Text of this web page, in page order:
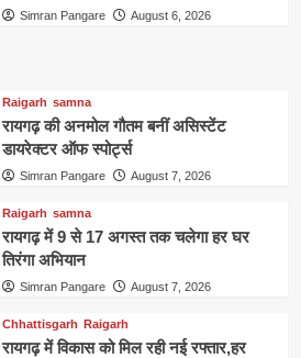
Simran Pangare August 6, 2026
Raigarh samna
रायगढ़ की अनमोल गौतम बनीं असिस्टेंट
डायरेक्टर ऑफ स्पोर्ट्स
Simran Pangare August 7, 2026
Raigarh samna
रायगढ़ में 9 से 17 अगस्त तक चलेगा हर घर
तिरंगा अभियान
Simran Pangare August 7, 2026
Chhattisgarh Raigarh
रायगढ़ में विकास को मिल रही नई रफ्तार,हर